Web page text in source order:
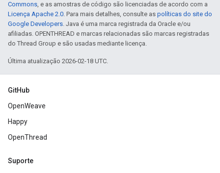
Commons, e as amostras de código são licenciadas de acordo com a
Licença Apache 2.0. Para mais detalhes, consulte as políticas do site do
Google Developers. Java é uma marca registrada da Oracle e/ou
afiliadas. OPENTHREAD e marcas relacionadas são marcas registradas
do Thread Group e são usadas mediante licença.
Última atualização 2026-02-18 UTC.
GitHub
OpenWeave
Happy
OpenThread
Suporte